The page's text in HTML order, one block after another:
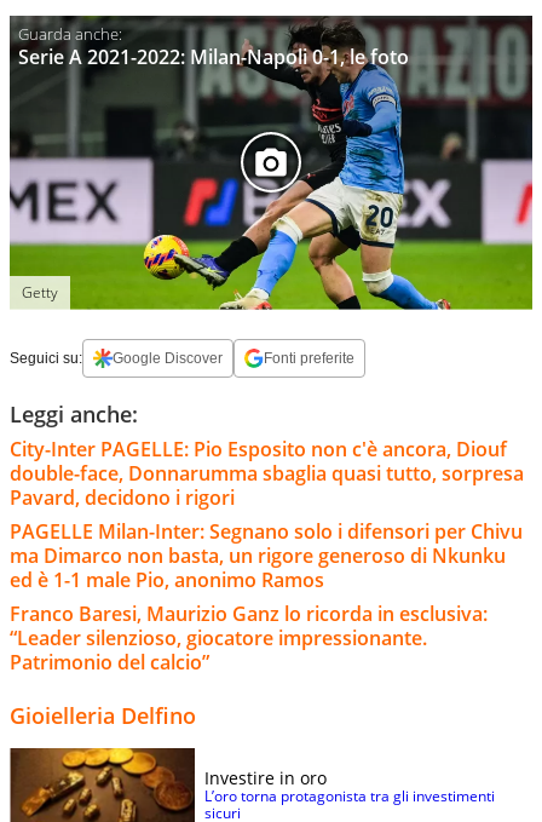
Serie A 2021-2022: Milan-Napoli 0-1, le foto
Getty
Seguici su: Google Discover Fonti preferite
Leggi anche:
City-Inter PAGELLE: Pio Esposito non c'è ancora, Diouf
double-face, Donnarumma sbaglia quasi tutto, sorpresa
Pavard, decidono i rigori
PAGELLE Milan-Inter: Segnano solo i difensori per Chivu
ma Dimarco non basta, un rigore generoso di Nkunku
ed è 1-1 male Pio, anonimo Ramos
Franco Baresi, Maurizio Ganz lo ricorda in esclusiva:
“Leader silenzioso, giocatore impressionante.
Patrimonio del calcio”
Gioielleria Delfino
Investire in oro
L’oro torna protagonista tra gli investimenti
sicuri